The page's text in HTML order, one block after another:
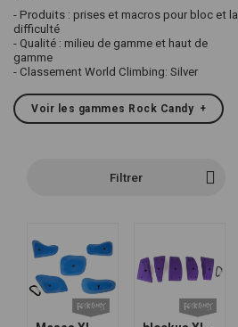
- Produits : prises et macros pour bloc et la
difficulté
- Qualité : milieu de gamme et haut de
gamme
- Classement World Climbing: Silver
Voir les gammes Rock Candy +
Filtrer